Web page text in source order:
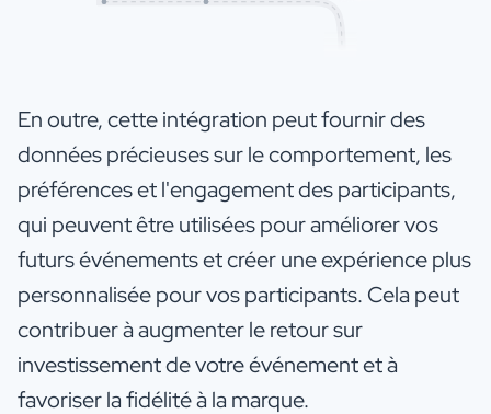
En outre, cette intégration peut fournir des
données précieuses sur le comportement, les
préférences et l'engagement des participants,
qui peuvent être utilisées pour améliorer vos
futurs événements et créer une expérience plus
personnalisée pour vos participants. Cela peut
contribuer à augmenter le retour sur
investissement de votre événement et à
favoriser la fidélité à la marque.